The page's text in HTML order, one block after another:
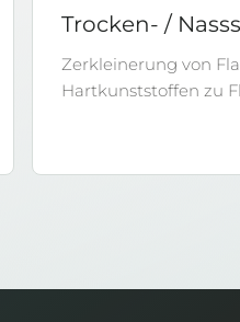
Trocken- /
Zerkleinerung von
Hartkunststoffen zu